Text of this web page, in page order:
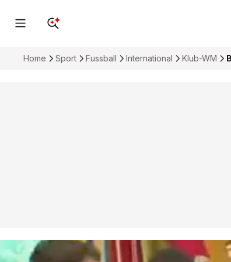
Home Sport Fussball International Klub-WM